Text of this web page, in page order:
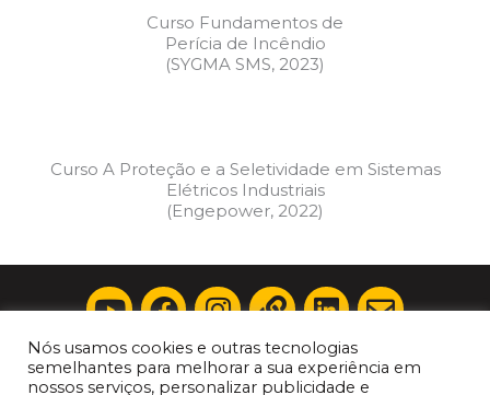
Curso Fundamentos de
Perícia de Incêndio
(SYGMA SMS, 2023)
Curso A Proteção e a Seletividade em Sistemas
Elétricos Industriais
(Engepower, 2022)
Laplace Consultoria e Perícias Elétricas ®
CNPJ 46.331.528/0001-44
Y
u
t
F
c
e
I
s
t
L
n
k
L
n
k
E
v
e
Nós usamos cookies e outras tecnologias
semelhantes para melhorar a sua experiência em
nossos serviços, personalizar publicidade e